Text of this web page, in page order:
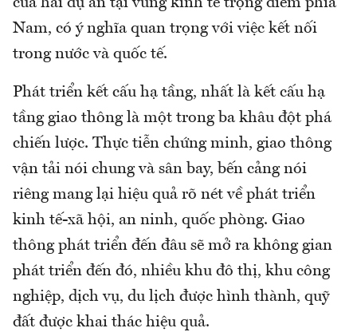
của hai dự án tại vùng kinh tế trọng điểm phía
Nam, có ý nghĩa quan trọng với việc kết nối
trong nước và quốc tế.
Phát triển kết cấu hạ tầng, nhất là kết cấu hạ
tầng giao thông là một trong ba khâu đột phá
chiến lược. Thực tiễn chứng minh, giao thông
vận tải nói chung và sân bay, bến cảng nói
riêng mang lại hiệu quả rõ nét về phát triển
kinh tế-xã hội, an ninh, quốc phòng. Giao
thông phát triển đến đâu sẽ mở ra không gian
phát triển đến đó, nhiều khu đô thị, khu công
nghiệp, dịch vụ, du lịch được hình thành, quỹ
đất được khai thác hiệu quả.